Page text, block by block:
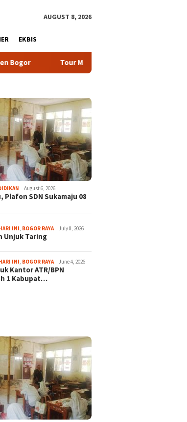
AUGUST 8, 2026
EKBIS
Tour Malasari Halimun Salak Kian Diminati, Ratusan
August 6, 2026
Plafon SDN Sukamaju 08
INI BOGOR RAYA July 8, 2026
Unjuk Taring
INI BOGOR RAYA June 4, 2026
Kantor ATR/BPN
1 Kabupat…